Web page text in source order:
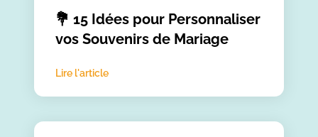
💐 15 Idées pour Personnaliser
vos Souvenirs de Mariage
Lire l'article